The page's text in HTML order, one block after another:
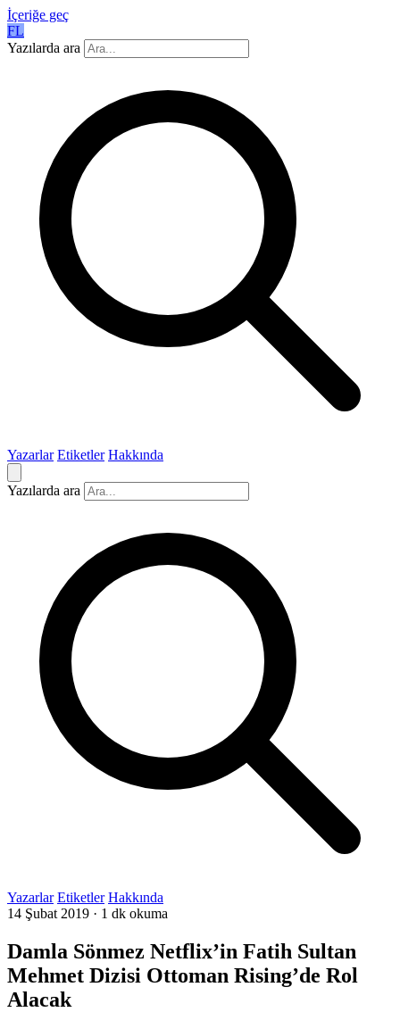
İçeriğe geç
FL
Yazılarda ara
Yazarlar Etiketler Hakkında
Yazılarda ara
Yazarlar Etiketler Hakkında
14 Şubat 2019 · 1 dk okuma
Damla Sönmez Netflix’in Fatih Sultan
Mehmet Dizisi Ottoman Rising’de Rol
Alacak